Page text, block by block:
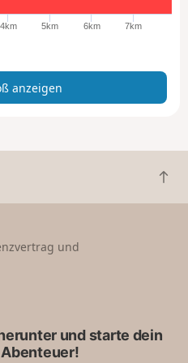
ß
z
i
n
4km 5km 6km 7km
anzeigen
Z
u
und
und starte dein